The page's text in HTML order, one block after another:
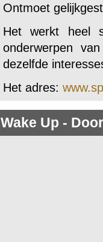
Ontmoet
Het werkt heel
onderwerpen
dezelfde
Het adres:
Wake Up -